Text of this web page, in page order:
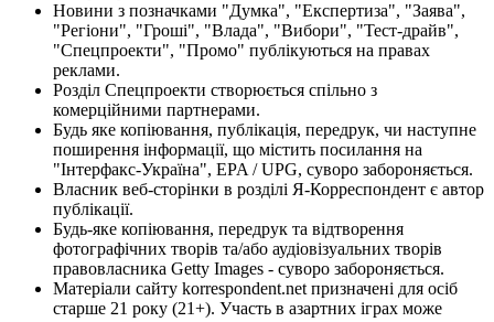
Новини з позначками "Думка", "Експертиза", "Заява",
"Регіони", "Гроші", "Влада", "Вибори", "Тест-драйв",
"Спецпроекти", "Промо" публікуються на правах
реклами.
Розділ Спецпроекти створюється спільно з
комерційними партнерами.
Будь яке копіювання, публікація, передрук, чи наступне
поширення інформації, що містить посилання на
"Інтерфакс-Україна", EPA / UPG, суворо забороняється.
Власник веб-сторінки в розділі Я-Корреспондент є автор
публікації.
Будь-яке копіювання, передрук та відтворення
фотографічних творів та/або аудіовізуальних творів
правовласника Getty Images - суворо забороняється.
Матеріали сайту korrespondent.net призначені для осіб
старше 21 року (21+). Участь в азартних іграх може